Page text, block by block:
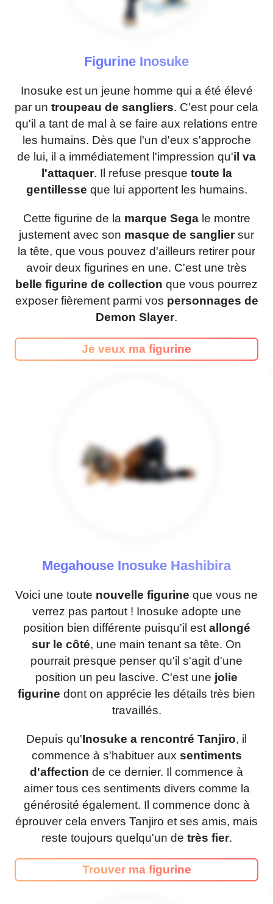
Figurine Inosuke
Inosuke est un jeune homme qui a été élevé
par un troupeau de sangliers. C'est pour cela
qu'il a tant de mal à se faire aux relations entre
les humains. Dès que l'un d'eux s'approche
de lui, il a immédiatement l'impression qu'il va
l'attaquer. Il refuse presque toute la
gentillesse que lui apportent les humains.
Cette figurine de la marque Segale montre
justement avec son masque de sangliersur
la tête, que vous pouvez d'ailleurs retirer pour
avoir deux figurines en une. C'est une très
belle figurine de collection que vous pourrez
exposer fièrement parmi vos personnages de
Demon Slayer.
Je veux ma figurine
Megahouse Inosuke Hashibira
Voici une toute nouvelle figurine que vous ne
verrez pas partout ! Inosuke adopte une
position bien différente puisqu'il est allongé
sur le côté, une main tenant sa tête. On
pourrait presque penser qu'il s'agit d'une
position un peu lascive. C'est une jolie
figurine dont on apprécie les détails très bien
travaillés.
Depuis qu'Inosuke a rencontré Tanjiro, il
commence à s'habituer aux sentiments
d'affection de ce dernier. Il commence à
aimer tous ces sentiments divers comme la
générosité également. Il commence donc à
éprouver cela envers Tanjiro et ses amis, mais
reste toujours quelqu'un de très fier.
Trouver ma figurine